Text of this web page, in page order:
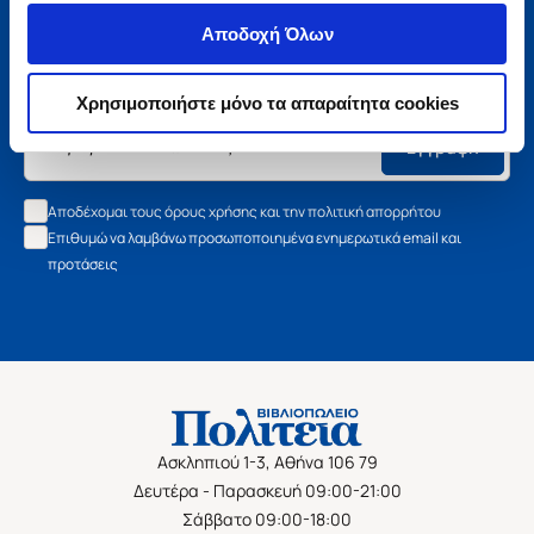
Αποδοχή Όλων
Χρησιμοποιήστε μόνο τα απαραίτητα cookies
Μάθετε τα νέα της Πολιτείας
Εγγραφείτε στο newsletter μας και μάθετε πρώτοι όλα τα
νέα βιβλία, τις εξαιρετικές τιμές και τις εκδηλώσεις μας.
Εγγραφή
Αποδέχομαι τους όρους χρήσης και την πολιτική απορρήτου
Επιθυμώ να λαμβάνω προσωποποιημένα ενημερωτικά email και
προτάσεις
Ασκληπιού 1-3, Αθήνα 106 79
Δευτέρα - Παρασκευή 09:00-21:00
Σάββατο 09:00-18:00